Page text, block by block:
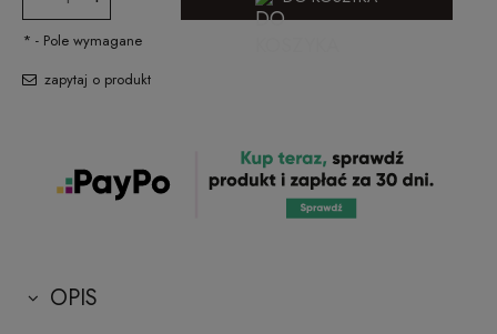
* - Pole wymagane
zapytaj o produkt
OPIS